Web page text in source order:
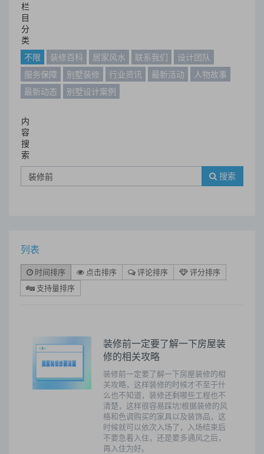
栏
目
分
类
不限
装修百科 居家风水 联系我们
设计团队
服务保障
别墅装修 行业资讯 最新活动
人物故事
最新动态
别墅设计案例
内
容
搜
索
搜索
列表
时间排序 点击排序 评论排序
评分排序
支持量排序
装修前一定要了解一下房屋装
修的相关攻略
装修前一定要了解一下房屋装修的相
关攻略，这样装修的时候才不至于什
么也不知道，装修还剩哪些工程也不
清楚，这样很容易踩坑!根据装修的风
格和色调购买的家具以及装饰品，这
时候就可以依次入场了，入场结束后
不要急着入住，还是要多通风之后，
再入住为好。